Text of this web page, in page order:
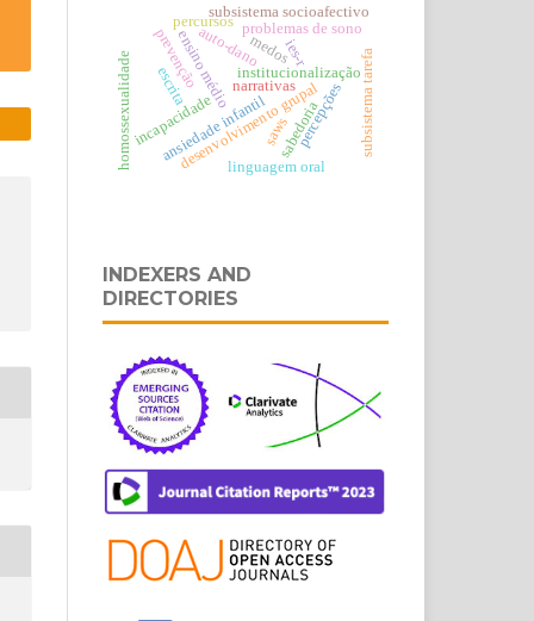
ensino médio
auto-dano
institucionalização
percursos
percepções
narrativas
desenvolvimento grupal subsistema tarefa
subsistema socioafectivo
sabedoria
saws
incapacidade
ansiedade infantil
escrita
medos
problemas de sono
homossexualidade linguagem oral
ies-r
prevenção
INDEXERS AND
DIRECTORIES